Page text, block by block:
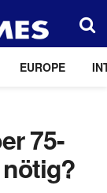
EUROPE
75-